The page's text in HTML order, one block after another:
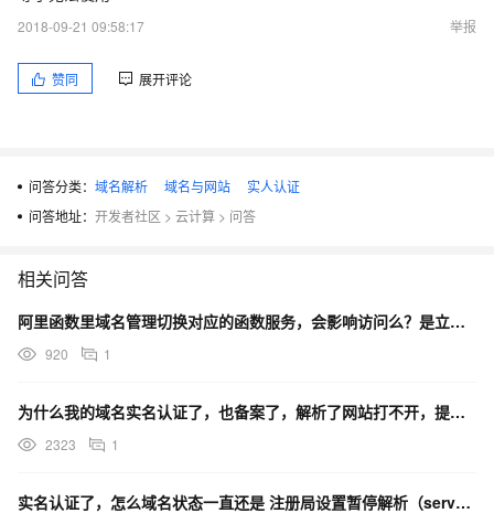
2018-09-21 09:58:17
举报
赞同 展开评论
问答分类： 域名解析 域名与网站
实人认证
问答地址： 开发者社区 > 云计算 > 问答
相关问答
阿里函数里域名管理切换对应的函数服务，会影响访问么？是立刻生效的吗？
920 1
为什么我的域名实名认证了，也备案了，解析了网站打不开，提示，注册局设置暂停解析(serverHold
2323 1
实名认证了，怎么域名状态一直还是 注册局设置暂停解析（serverHold）？